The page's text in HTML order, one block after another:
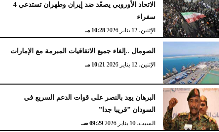
الاتحاد الأوروبي يصعّد ضد إيران وطهران تستدعي 4
سفراء
الإثنين، 12 يناير 2026 10:28 مـ
الصومال ..إلغاء جميع الاتفاقيات المبرمة مع الإمارات
الإثنين، 12 يناير 2026 10:21 مـ
البرهان يعِد بالنصر على قوات الدعم السريع في
السودان ”قريبا جدا”
السبت، 10 يناير 2026 09:29 صـ